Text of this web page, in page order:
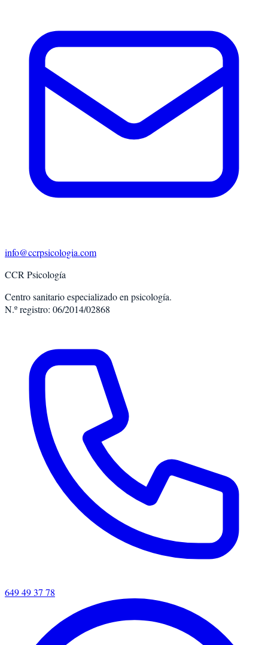
info@ccrpsicologia.com
CCR Psicología
Centro sanitario especializado en psicología.
N.º registro: 06/2014/02868
649 49 37 78